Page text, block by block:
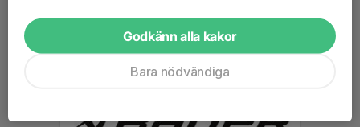
Godkänn alla kakor
Bara nödvändiga